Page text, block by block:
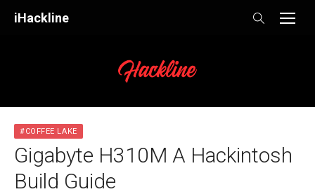
iHackline
#COFFEE LAKE
Gigabyte H310M A Hackintosh
Build Guide